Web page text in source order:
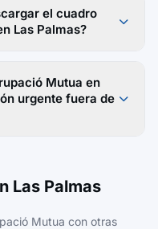
el cuadro
Las Palmas?
Mutua en
urgente fuera de
Las Palmas
Mutua con otras